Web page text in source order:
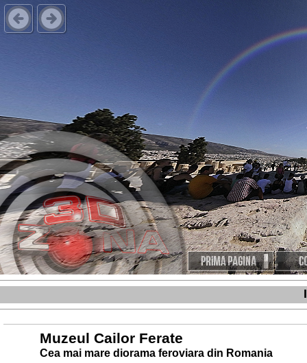
Muzeul Cailor Ferate
Cea mai mare diorama feroviara din Romania